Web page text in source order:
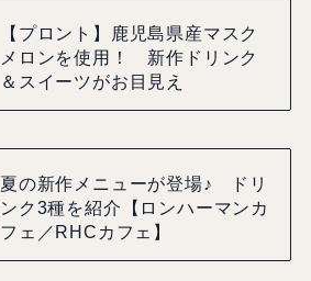
【プロント】鹿児島県産マスク
メロンを使用！ 新作ドリンク
＆スイーツがお目見え
夏の新作メニューが登場♪ ドリ
ンク3種を紹介【ロンハーマンカ
フェ／RHCカフェ】